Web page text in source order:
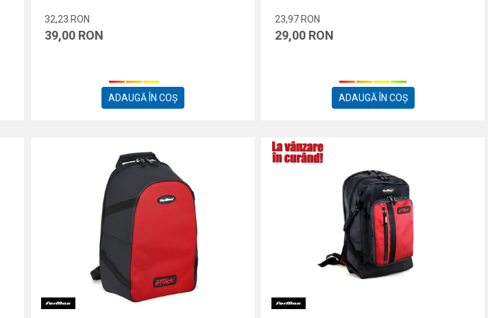
32,23 RON
39,00 RON
ADAUGĂ ÎN COȘ
23,97 RON
29,00 RON
ADAUGĂ ÎN COȘ